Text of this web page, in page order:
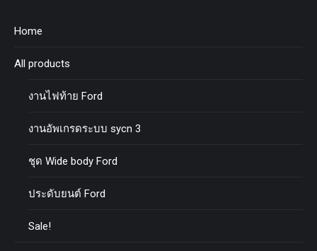
Home
All products
งานไฟท้าย Ford
งานอัพเกรดระบบ sycn 3
ชุด Wide body Ford
ประดับยนต์ Ford
Sale!